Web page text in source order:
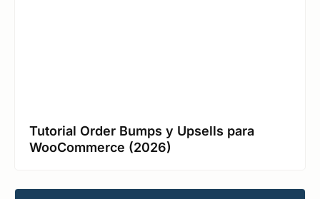
Tutorial Order Bumps y Upsells para
WooCommerce (2026)